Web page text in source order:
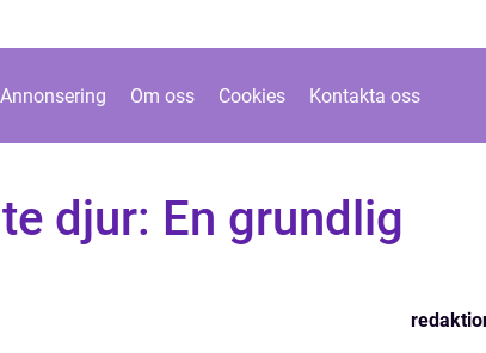
Annonsering Om oss Cookies Kontakta oss
djur: En grundlig